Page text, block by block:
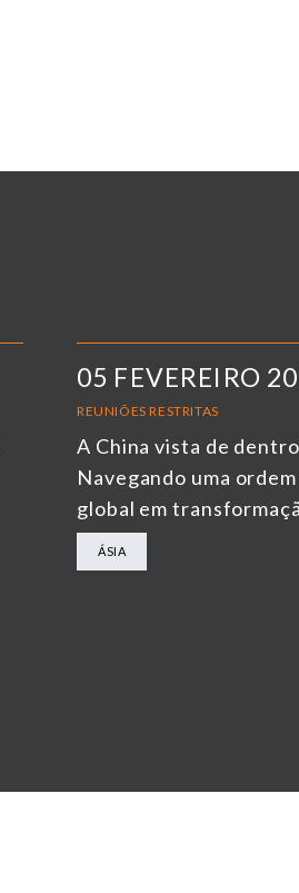
05 FEVEREIRO
REUNIÕES RESTRITAS
A China vista de
Navegando uma ordem
global em
ÁSIA